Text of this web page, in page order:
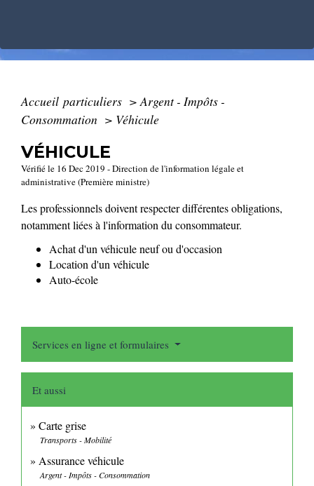
Accueil particuliers > Argent - Impôts -
Consommation > Véhicule
VÉHICULE
Vérifié le 16 Dec 2019 - Direction de l'information légale et
administrative (Première ministre)
Les professionnels doivent respecter différentes obligations,
notamment liées à l'information du consommateur.
Achat d'un véhicule neuf ou d'occasion
Location d'un véhicule
Auto-école
Services en ligne et formulaires
Et aussi
Carte grise
Transports - Mobilité
Assurance véhicule
Argent - Impôts - Consommation